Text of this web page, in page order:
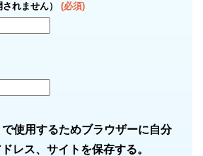
れません） (必須)
使用するためブラウザーに自分
レス、サイトを保存する。